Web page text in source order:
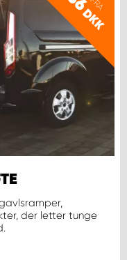
DKK
der letter tunge